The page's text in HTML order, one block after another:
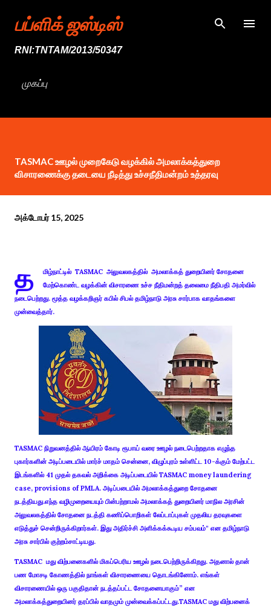
முதன்மை உள்ளடக்கத்திற்குச் செல்
பப்ளிக் ஜஸ்டிஸ்
RNI:TNTAM/2013/50347
முகப்பு
TASMAC ஊழல் முறைகேடு வழக்கில் அமலாக்கத்துறை
விசாரணைக்கு தடையை நீடித்து உச்சநீதிமன்றம் உத்தரவு
அக்டோபர் 15, 2025
த
மிழ்நாட்டில் TASMAC அலுவலகத்தில் அமலாக்கத் துறையினர் சோதனை
மேற்கொண்ட வழக்கின் விசாரணை உச்ச நீதிமன்றத் தலைமை நீதிபதி அமர்வில்
நடைபெற்றது. மூத்த வழக்கறிஞர் கபில் சிபல் தமிழ்நாடு அரசு சார்பாக வாதங்களை
முன்வைத்தார்.
TASMAC நிறுவனத்தில் ஆயிரம் கோடி ரூபாய் வரை ஊழல் நடைபெற்றதாக எழுந்த
புகார்களின் அடிப்படையில் மார்ச் மாதம் சென்னை, விழுப்புரம் உள்ளிட்ட 10-க்கும் மேற்பட்ட
இடங்களில் 41 முதல் தகவல் அறிக்கை அடிப்படையில் TASMAC money laundering
case, provisions of PMLA. அடிப்படையில் அமலாக்கத்துறை சோதனை
நடத்தியது.எந்த வழிமுறையையும் பின்பற்றாமல் அமலாக்கத் துறையினர் மாநில அரசின்
அலுவலகத்தில் சோதனை நடத்தி கணிப்பொறிகள் லேப்டாப்புகள் முதலிய தரவுகளை
எடுத்துச் சென்றிருக்கிறார்கள். இது அதிர்ச்சி அளிக்கக்கூடிய சம்பவம்" என தமிழ்நாடு
அரசு சார்பில் குற்றம்சாட்டியது.
TASMAC மது விற்பனைகளில் மிகப்பெரிய ஊழல் நடைபெற்றிருக்கிறது. அதனால் தான்
பண மோசடி கோணத்தில் நாங்கள் விசாரணையை தொடங்கினோம். எங்கள்
விசாரணையில் ஒரு பகுதிதான் நடத்தப்பட்ட சோதனையாகும்” என
அமலாக்கத்துறையினர் தரப்பில் வாதமும் முன்வைக்கப்பட்டது.TASMAC மது விற்பனைக்